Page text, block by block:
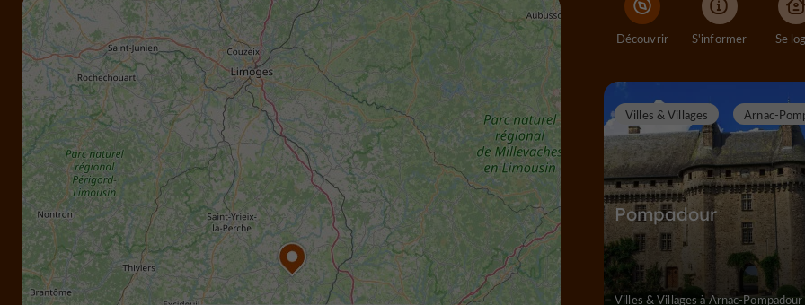
Découvrir S'informer Se
Pompadour
Villes & Villages Arnac-
Villes & Villages à Arnac-Pompadour